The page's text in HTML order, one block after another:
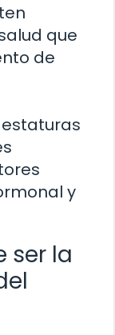
que
de
y
ser la